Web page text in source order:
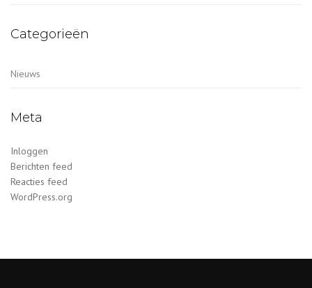
Categorieën
Nieuws
Meta
Inloggen
Berichten feed
Reacties feed
WordPress.org